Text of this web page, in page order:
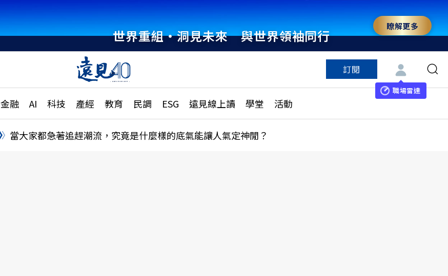
世界重組・洞見未來 與世界領袖同行
瞭解更多
訂閱
職場雷達
金融 AI 科技 產經 教育 民調 ESG 遠見線上讀 學堂 活動
國際
特輯
大學升學、職涯攻略
縣市施政調查全解析
民調
更多訂閱方案
特色頻道
當大家都急著追趕潮流，究竟是什麼樣的底氣能讓人氣定神閒？